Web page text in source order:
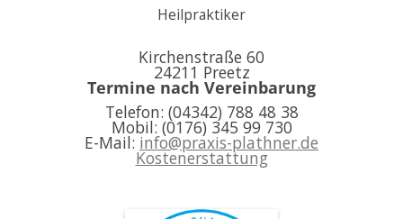
Heilpraktiker
Kirchenstraße 60
24211 Preetz
Termine nach Vereinbarung
Telefon: (04342) 788 48 38
Mobil: (0176) 345 99 730
E-Mail: info@praxis-plathner.de
Kostenerstattung